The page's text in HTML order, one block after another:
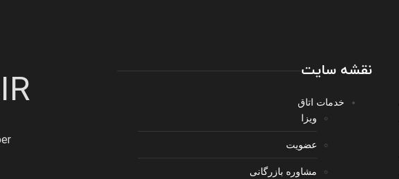
نقشه سایت
خدمات اتاق
ویزا
عضویت
مشاوره بازرگانی